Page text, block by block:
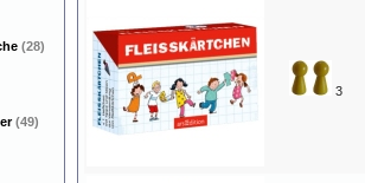
3
(28)
(49)